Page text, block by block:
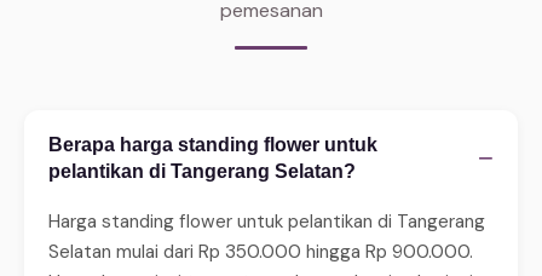
pemesanan
Berapa harga standing flower untuk
pelantikan di Tangerang Selatan?
−
Harga standing flower untuk pelantikan di Tangerang
Selatan mulai dari Rp 350.000 hingga Rp 900.000.